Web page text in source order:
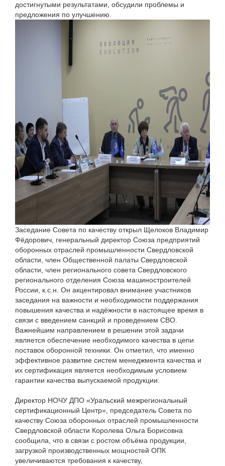
достигнутыми результатами, обсудили проблемы и
предложения по улучшению.
Заседание Совета по качеству открыл Щелоков Владимир
Фёдорович, генеральный директор Союза предприятий
оборонных отраслей промышленности Свердловской
области, член Общественной палаты Свердловской
области, член регионального совета Свердловского
регионального отделения Союза машиностроителей
России, к.с.н. Он акцентировал внимание участников
заседания на важности и необходимости поддержания
повышения качества и надёжности в настоящее время в
связи с введением санкций и проведением СВО.
Важнейшим направлением в решении этой задачи
является обеспечение необходимого качества в цепи
поставок оборонной техники. Он отметил, что именно
эффективное развитие систем менеджмента качества и
их сертификация является необходимым условием
гарантии качества выпускаемой продукции.
Директор НОЧУ ДПО «Уральский межрегиональный
сертификационный Центр», председатель Совета по
качеству Союза оборонных отраслей промышленности
Свердловской области Королева Ольга Борисовна
сообщила, что в связи с ростом объёма продукции,
загрузкой производственных мощностей ОПК
увеличиваются требования к качеству,